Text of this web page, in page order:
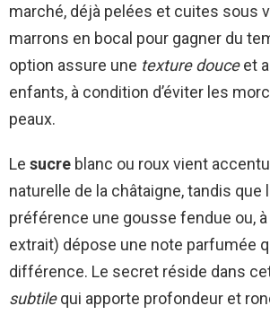
marché, déjà pelées et cuites sous
marrons en bocal pour gagner du
option assure une texture douceet
enfants, à condition d’éviter les
peaux.
Le sucre blanc ou roux vient
naturelle de la châtaigne, tandis que
préférence une gousse fendue ou,
extrait) dépose une note parfumée
différence. Le secret réside dans
subtilequi apporte profondeur et